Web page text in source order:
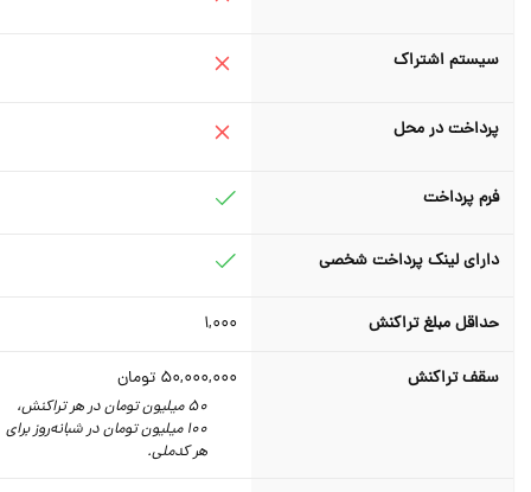
سیستم اشتراک
پرداخت در محل
فرم پرداخت
دارای لینک پرداخت شخصی
حداقل مبلغ تراکنش 1,000
سقف تراکنش 50,000,000 تومان
50 میلیون تومان در هر تراکنش،
100 میلیون تومان در شبانه‌روز برای
هر کدملی.